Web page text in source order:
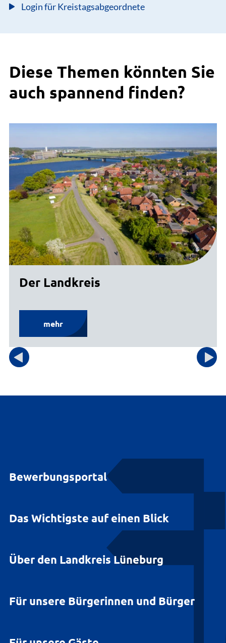
Login für Kreistagsabgeordnete
Diese Themen könnten Sie
auch spannend finden?
Der Landkreis
mehr
Bewerbungsportal
Das Wichtigste auf einen Blick
Über den Landkreis Lüneburg
Für unsere Bürgerinnen und Bürger